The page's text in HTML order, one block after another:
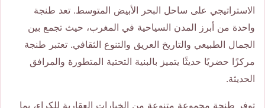
الاستراتيجي على ساحل البحر الأبيض المتوسط. تعد طنجة
واحدة من أبرز المدن السياحية في المغرب، حيث تجمع بين
الجمال الطبيعي والتاريخ العريق والتنوع الثقافي. تعتبر طنجة
مركزًا حضريًا حديثًا يتميز بالبنية التحتية المتطورة والمرافق
الحديثة.
توفر طنجة مجموعة متنوعة من الخيارات العقارية للكراء، بما